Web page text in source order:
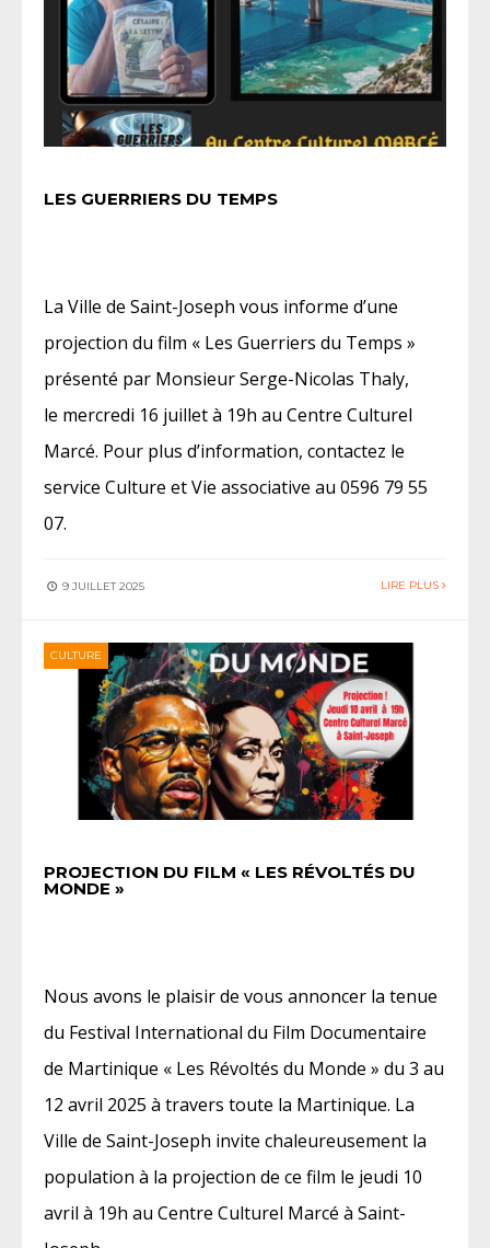
LES GUERRIERS DU TEMPS
La Ville de Saint-Joseph vous informe d’une
projection du film « Les Guerriers du Temps »
présenté par Monsieur Serge-Nicolas Thaly,
le mercredi 16 juillet à 19h au Centre Culturel
Marcé. Pour plus d’information, contactez le
service Culture et Vie associative au 0596 79 55
07.
9 JUILLET 2025 LIRE PLUS
CULTURE
PROJECTION DU FILM « LES RÉVOLTÉS DU
MONDE »
Nous avons le plaisir de vous annoncer la tenue
du Festival International du Film Documentaire
de Martinique « Les Révoltés du Monde » du 3 au
12 avril 2025 à travers toute la Martinique. La
Ville de Saint-Joseph invite chaleureusement la
population à la projection de ce film le jeudi 10
avril à 19h au Centre Culturel Marcé à Saint-